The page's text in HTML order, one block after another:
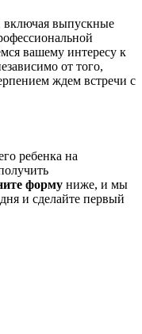
включая выпускные
вашему интересу к
от того,
ждем встречи с
ребенка на
форму ниже, и мы
и сделайте первый